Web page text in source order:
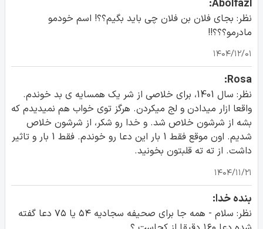
Abolfazl:
نظر: بجای فلان بن فلان چی باید بگیم؟؟! اسم خودمو
مادرمو؟؟؟!!
۱۴۰۴/۱۲/۰۱
Rosa:
نظر: سال 1401، برای خلاصی از شر یک همسایه ی بد خوندم.
واقعا ازار میدادن و لج میکردن. هرگز توی خواب هم نمیدیدم که
بشه از شرشون خلاص شد. و خدا رو شکر، از شرشون خلاص
شدیم. اون موقع فقط 1 بار این دعا رو خوندم. فقط 1 بار و تاثیر
داشت. از ته ته قلبتون بخونید.
۱۴۰۴/۱۱/۲۱
بنده خدا:
نظر: سلام - همه جا برای صحیفه سجادیه ۵۴ یا ۷۵ دعا گفته